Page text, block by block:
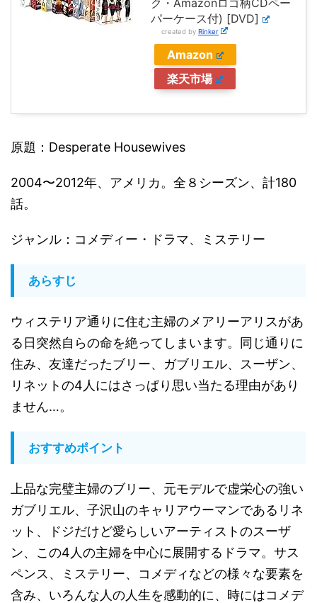
ク・Amazonロゴ柄CDペー
パーケース付) [DVD]
created by Rinker
Amazon
楽天市場
原題：Desperate Housewives
2004〜2012年、アメリカ。全８シーズン、計180
話。
ジャンル：コメディー・ドラマ、ミステリー
あらすじ
ウィステリア通りに住む主婦のメアリーアリスがあ
る日突然自らの命を絶ってしまいます。同じ通りに
住み、友達だったブリー、ガブリエル、スーザン、
リネットの4人にはさっぱり思い当たる理由があり
ません…。
おすすめポイント
上品な完璧主婦のブリー、元モデルで虚栄心の強い
ガブリエル、子沢山のキャリアウーマンであるリネ
ット、ドジだけど愛らしいアーティストのスーザ
ン、この4人の主婦を中心に展開するドラマ。サス
ペンス、ミステリー、コメディなどの様々な要素を
含み、いろんな人の人生を感動的に、時にはコメデ